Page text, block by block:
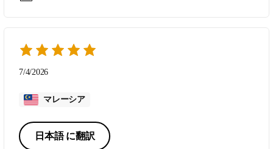
7/4/2026
マレーシア
日本語 に翻訳